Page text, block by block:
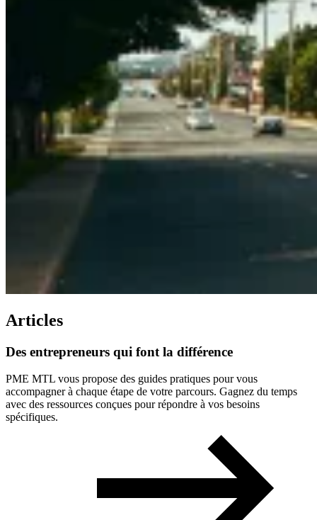
Articles
Des entrepreneurs qui font la différence
PME MTL vous propose des guides pratiques pour vous
accompagner à chaque étape de votre parcours. Gagnez du temps
avec des ressources conçues pour répondre à vos besoins
spécifiques.